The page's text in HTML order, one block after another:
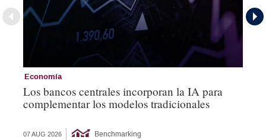
Economía
Los bancos centrales incorporan la IA para
complementar los modelos tradicionales
07 AUG 2026 Benchmarking